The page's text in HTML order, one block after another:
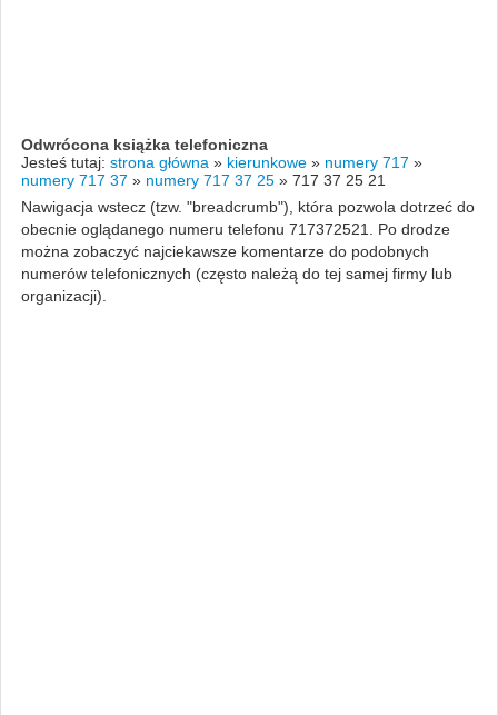
Odwrócona książka telefoniczna
Jesteś tutaj: strona główna » kierunkowe » numery 717 »
numery 717 37 » numery 717 37 25 » 717 37 25 21
Nawigacja wstecz (tzw. "breadcrumb"), która pozwola dotrzeć do
obecnie oglądanego numeru telefonu 717372521. Po drodze
można zobaczyć najciekawsze komentarze do podobnych
numerów telefonicznych (często należą do tej samej firmy lub
organizacji).